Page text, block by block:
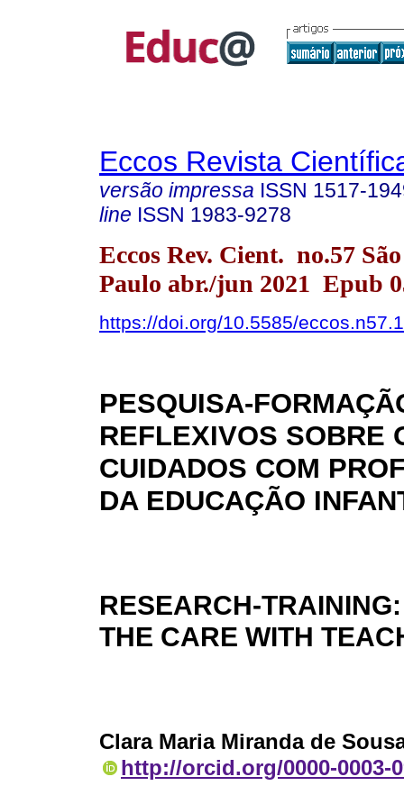
Eccos Revista
versão impressa ISSN 1517-
line ISSN 1983-9278
Eccos Rev. Cient. no.57 São
Paulo abr./jun 2021 Epub
https://doi.org/10.5585/
PESQUISA-
REFLEXIVOS SOBRE
CUIDADOS COM
DA EDUCAÇÃO
RESEARCH-
THE CARE WITH
Clara Maria Miranda de
http://orcid.org/0000-0003-